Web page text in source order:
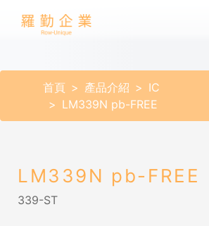
首頁 產品介紹
IC
LM339N pb-FREE
LM339N pb-FREE
339-ST